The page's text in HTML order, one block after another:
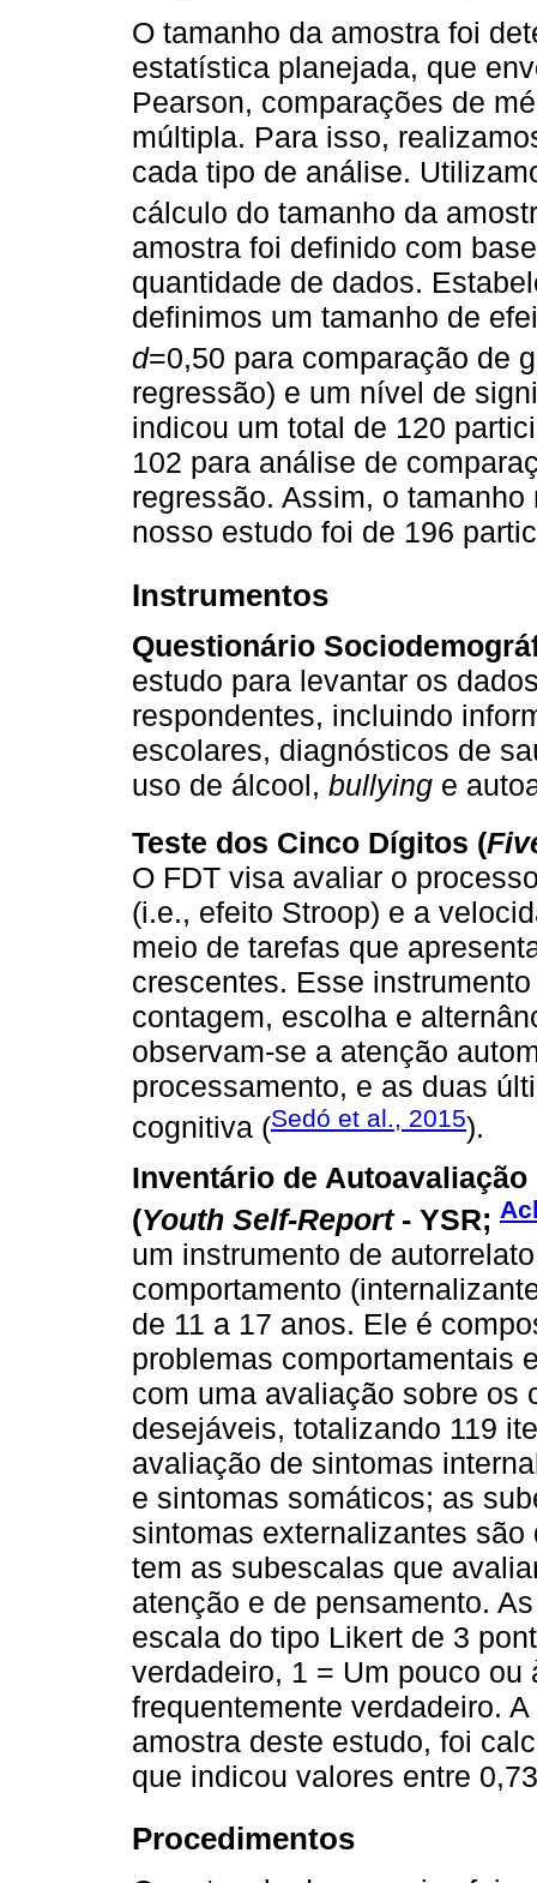
O tamanho da amostra foi
estatística planejada, que
Pearson, comparações de
múltipla. Para isso,
cada tipo de análise.
cálculo do tamanho da
amostra foi definido com
quantidade de dados.
definimos um tamanho de
d=0,50 para comparação de
regressão) e um nível de
indicou um total de 120
102 para análise de
regressão. Assim, o
nosso estudo foi de 196
Instrumentos
Questionário
estudo para levantar os
respondentes, incluindo
escolares, diagnósticos de
uso de álcool, bullying e
Teste dos Cinco Dígitos (
O FDT visa avaliar o
(i.e., efeito Stroop) e a
meio de tarefas que
crescentes. Esse
contagem, escolha e
observam-se a atenção
processamento, e as duas
cognitiva (Sedó et al., 2015).
Inventário de
(Youth Self-Report- YSR;
um instrumento de
comportamento
de 11 a 17 anos. Ele é
problemas comportamentais
com uma avaliação sobre os
desejáveis, totalizando 119
avaliação de sintomas
e sintomas somáticos; as
sintomas externalizantes
tem as subescalas que
atenção e de pensamento.
escala do tipo Likert de 3
verdadeiro, 1 = Um pouco
frequentemente verdadeiro.
amostra deste estudo, foi
que indicou valores entre
Procedimentos